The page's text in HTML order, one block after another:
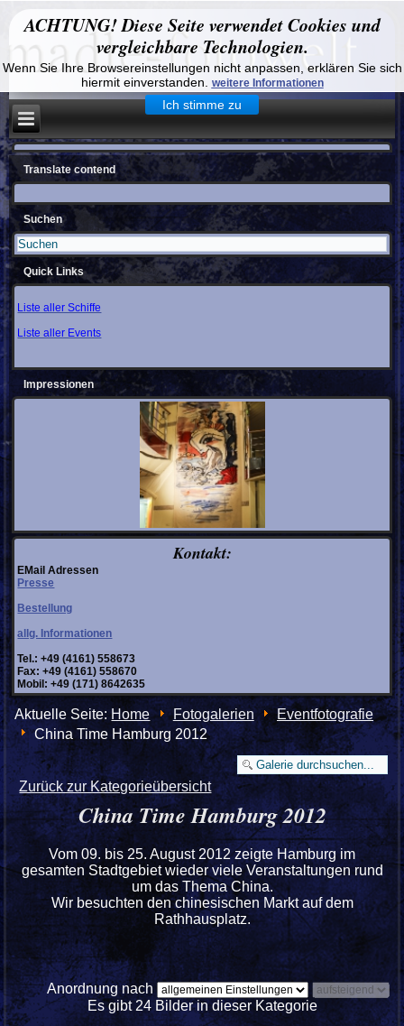
ACHTUNG! Diese Seite verwendet Cookies und
vergleichbare Technologien.
Wenn Sie Ihre Browsereinstellungen nicht anpassen, erklären Sie sich
hiermit einverstanden.
weitere Informationen
Ich stimme zu
Translate contend
Suchen
Quick Links
Liste aller Schiffe
Liste aller Events
Impressionen
Kontakt:
EMail Adressen
Presse
Bestellung
allg. Informationen
Tel.: +49 (4161) 558673
Fax: +49 (4161) 558670
Mobil: +49 (171) 8642635
Aktuelle Seite:Home Fotogalerien
Eventfotografie
China Time Hamburg 2012
Zurück zur Kategorieübersicht
China Time Hamburg 2012
Vom 09. bis 25. August 2012 zeigte Hamburg im
gesamten Stadtgebiet wieder viele Veranstaltungen rund
um das Thema China.
Wir besuchten den chinesischen Markt auf dem
Rathhausplatz.
Anordnung nach
Es gibt 24 Bilder in dieser Kategorie